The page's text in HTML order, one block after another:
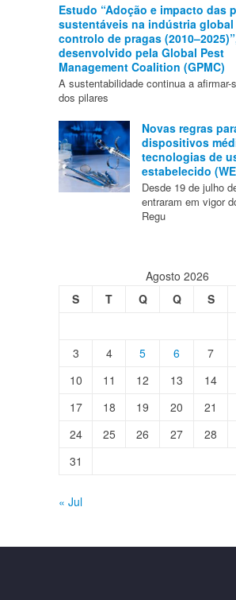
Estudo “Adoção e impacto das
sustentáveis na indústria global
controlo de pragas
desenvolvido pela Global Pest
Management Coalition (GPMC)
A sustentabilidade continua a afirmar-
dos pilares
Novas regras
dispositivos
tecnologias de
estabelecido
Desde 19 de julho
entraram em vigor
Regu
Agosto 2026
S
T Q Q S
3
4 5 6 7
10
11 12 13 14
17
18 19 20 21
24
25 26 27 28
31
« Jul